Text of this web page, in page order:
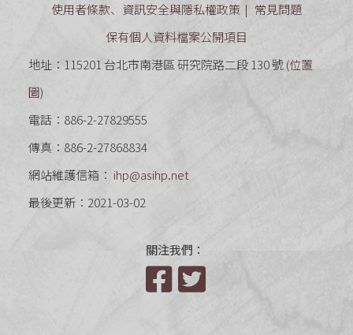
使用者條款、資訊安全與隱私權政策
常見問題
保有個人資料檔案公開項目
地址：115201 台北市南港區 研究院路二段 130 號 (位置
圖)
電話：886-2-27829555
傳真：886-2-27868834
網站維護信箱： ihp@asihp.net
最後更新：2021-03-02
關注我們：
Facebook